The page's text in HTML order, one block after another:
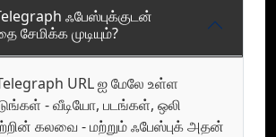
ஃபேஸ்புக்குடன்
முடியும்?
URL ஐ மேலே உள்ள
- வீடியோ, படங்கள், ஒலி
கலவை - மற்றும் ஃபேஸ்புக் அதன்